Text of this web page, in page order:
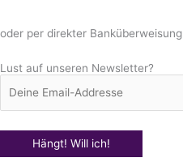
oder per direkter Banküberweisung
Lust auf unseren Newsletter?